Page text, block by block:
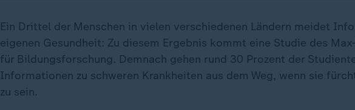
Ein Drittel der Menschen in vielen verschiedenen Ländern meidet
eigenen Gesundheit: Zu diesem Ergebnis kommt eine Studie des
für Bildungsforschung. Demnach gehen rund 30 Prozent der
Informationen zu schweren Krankheiten aus dem Weg, wenn sie
zu sein.